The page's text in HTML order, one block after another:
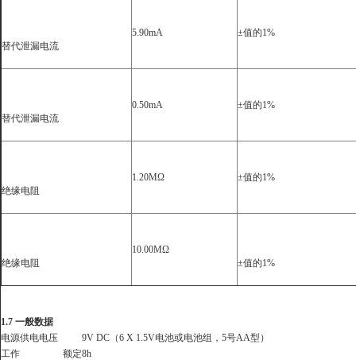
替代泄漏电流
5.90mA ±值的1%
替代泄漏电流
0.50mA ±值的1%
绝缘电阻
1.20MΩ ±值的1%
绝缘电阻
10.00MΩ
±值的1%
1.7 一般数据
电源供电电压 9V DC （6 X 1.5V电池或电池组， 5号AA型）
工作
额定8h